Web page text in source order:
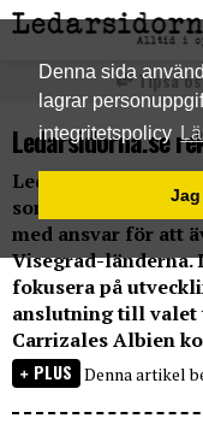
Denna sida
lagrar
integritetspolicy
Tipsa
Ledarsidorna.se
Ledarsidorna.se
som korrespondent
med ansvar för att
Visegrad-länderna.
fokusera på
anslutning till valet
Carrizales Albien
PLUS Denna artikel